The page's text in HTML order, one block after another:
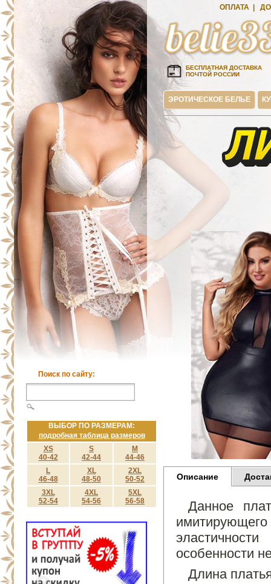
Поиск по сайту:
ВЫБОР ПО РАЗМЕРАМ:
подробная таблица размеров
XS
40-42
S
42-44
M
44-46
L
46-48
XL
48-50
2XL
50-52
3XL
52-54
4XL
54-56
5XL
56-58
ОПЛАТА
БЕСПЛАТНАЯ ДОСТАВКА
ПОЧТОЙ РОССИИ
ЭРОТИЧЕСКОЕ БЕЛЬЕ
Описание
Данное
особенности
Длина